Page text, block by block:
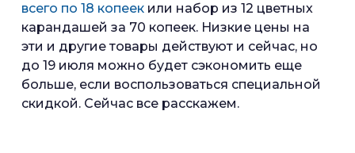
всего по 18 копеек или набор из 12 цветных
карандашей за 70 копеек. Низкие цены на
эти и другие товары действуют и сейчас, но
до 19 июля можно будет сэкономить еще
больше, если воспользоваться специальной
скидкой. Сейчас все расскажем.